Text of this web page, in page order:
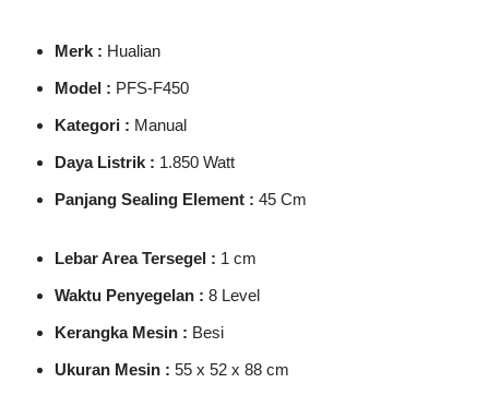
Merk : Hualian
Model : PFS-F450
Kategori : Manual
Daya Listrik : 1.850 Watt
Panjang Sealing Element : 45 Cm
Lebar Area Tersegel : 1 cm
Waktu Penyegelan : 8 Level
Kerangka Mesin : Besi
Ukuran Mesin : 55 x 52 x 88 cm